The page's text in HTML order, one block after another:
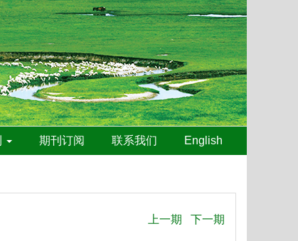
期刊订阅 联系我们 English
上一期
下一期